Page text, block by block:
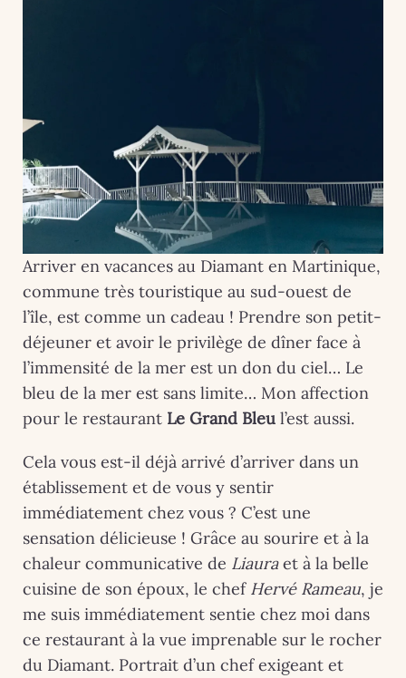
Arriver en vacances au Diamant en Martinique,
commune très touristique au sud-ouest de
l’île, est comme un cadeau ! Prendre son petit-
déjeuner et avoir le privilège de dîner face à
l’immensité de la mer est un don du ciel… Le
bleu de la mer est sans limite… Mon affection
pour le restaurant Le Grand Bleu l’est aussi.
Cela vous est-il déjà arrivé d’arriver dans un
établissement et de vous y sentir
immédiatement chez vous ? C’est une
sensation délicieuse ! Grâce au sourire et à la
chaleur communicative de Liauraet à la belle
cuisine de son époux, le chef Hervé Rameau, je
me suis immédiatement sentie chez moi dans
ce restaurant à la vue imprenable sur le rocher
du Diamant. Portrait d’un chef exigeant et